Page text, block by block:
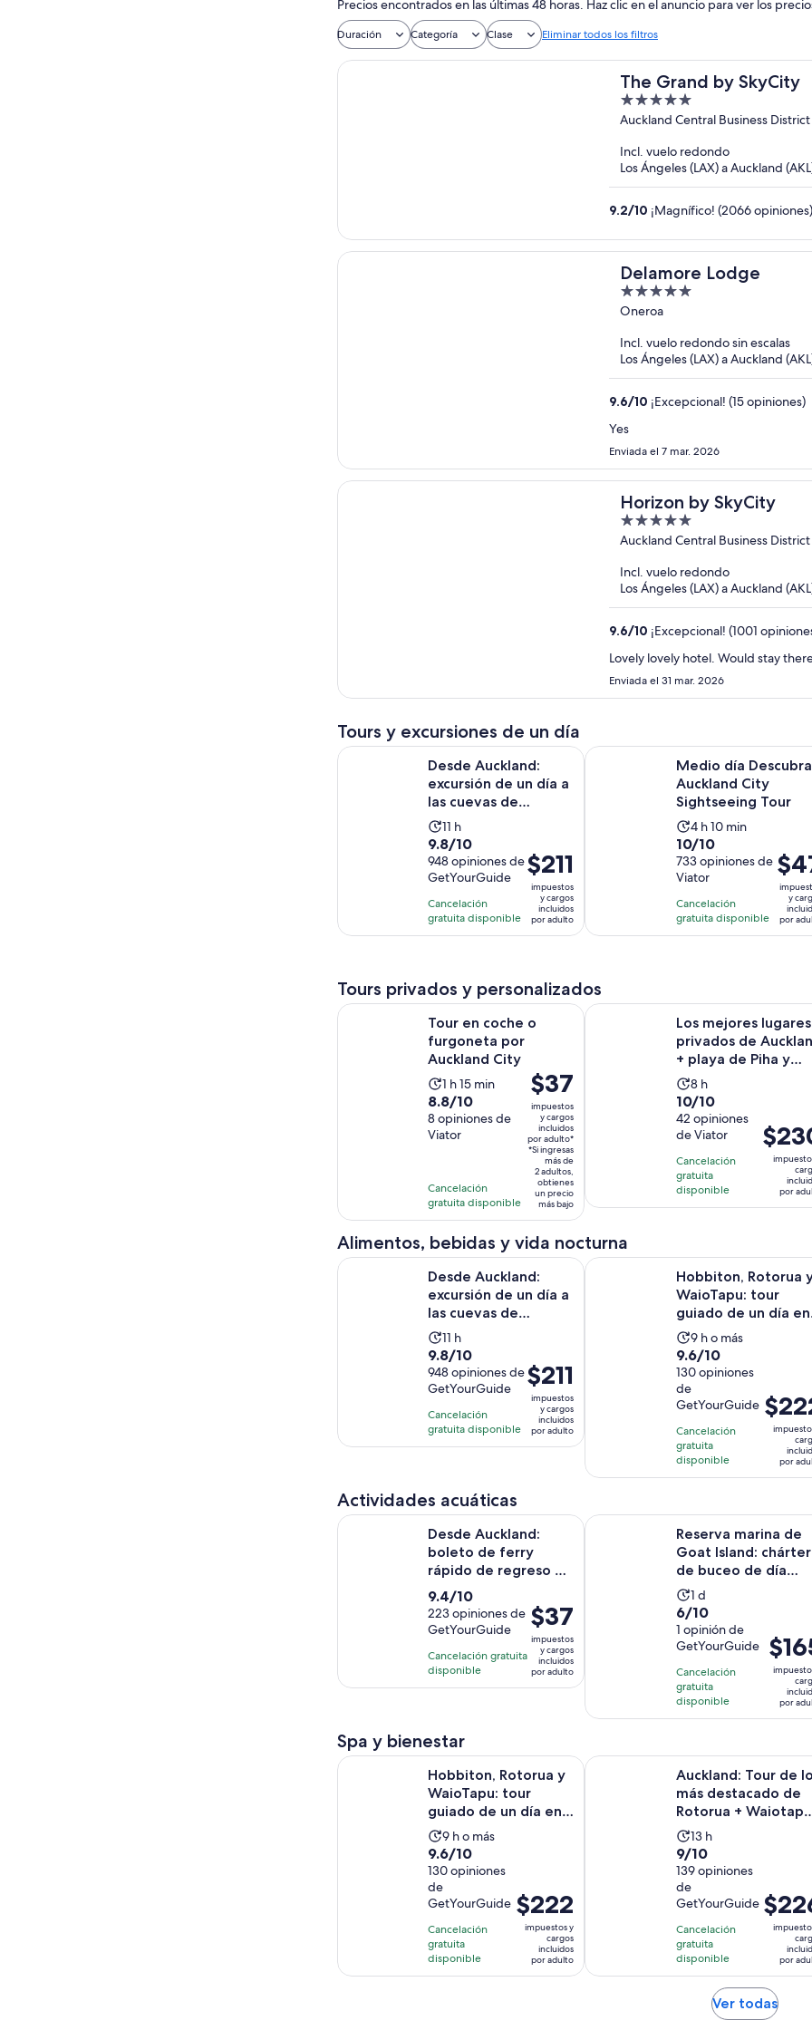
Precios encontrados en las últimas 48 horas. Haz clic en el anuncio para ver los
Duración Categoría Clase Eliminar todos los filtros
The Grand by SkyCity
5
out
5
Auckland Central Business District
Incl. vuelo redondo
Los Ángeles (LAX) a Auckland
9.2/10 ¡Magnífico! (2066 opiniones)
Delamore Lodge
5
out
5
Oneroa
Incl. vuelo redondo sin escalas
Los Ángeles (LAX) a Auckland
9.6/10 ¡Excepcional! (15 opiniones)
Yes
Enviada el 7 mar. 2026
Horizon by SkyCity
5
out
5
Auckland Central Business District
Incl. vuelo redondo
Los Ángeles (LAX) a Auckland
9.6/10 ¡Excepcional! (1001
Lovely lovely hotel. Would stay
Enviada el 31 mar. 2026
Tours y excursiones de un día
Desde Auckland:
excursión de un día a
las cuevas de
Hobbiton y Waitomo
con ...
La
actividad
dura
11
horas
11 h
9.8
de
10
con
948
opiniones
9.8/10
948 opiniones de
GetYourGuide
Cancelación
gratuita disponible
El
precio
es
de
$211.
$211
impuestos
y cargos
incluidos
por adulto
Desde Auckland: excursión de un día a las cuevas de Hobbiton y
Medio día Descubra
Auckland City
Sightseeing Tour
La
actividad
dura
4
horas
y
10
4 h 10 min
10.0
de
10
con
733
opiniones
10/10
733 opiniones de
Viator
Cancelación
gratuita disponible
El
es
de
$47.
y
por
Medio día Descubra Auckland City
Tours privados y personalizados
Tour en coche o
furgoneta por
Auckland City
La
actividad
dura
1
15
minutos
1 h 15 min
8.8
de
10
opiniones
8.8/10
8 opiniones de
Viator
Cancelación
gratuita disponible
El
precio
es
de
$37.
por
adulto*
$37
impuestos
y cargos
incluidos
por adulto*
*Si ingresas
más de
2 adultos,
obtienes
un precio
más bajo
Tour en coche o furgoneta por Auckland City Se abrirá en una nueva
Los mejores lugares
privados de
+ playa de Piha y
tour por las Cat...
La
actividad
dura
8
horas
8 h
10.0
de
10
con
42
opiniones
10/10
42 opiniones
de Viator
Cancelación
gratuita
disponible
El
precio
es
$230.
por
Los mejores lugares privados de
Alimentos, bebidas y vida nocturna
Desde Auckland:
excursión de un día a
las cuevas de
Hobbiton y Waitomo
con ...
La
actividad
dura
11
horas
11 h
9.8
de
10
con
948
opiniones
9.8/10
948 opiniones de
GetYourGuide
Cancelación
gratuita disponible
El
precio
es
de
$211.
$211
impuestos
y cargos
incluidos
por adulto
Desde Auckland: excursión de un día a las cuevas de Hobbiton y
Hobbiton, Rotorua
WaioTapu: tour
guiado de un día en
grupo pequeño
La
actividad
dura
9
horas
9 h o más
9.6
de
10
con
130
opiniones
9.6/10
130 opiniones
de
GetYourGuide
Cancelación
gratuita
disponible
El
precio
es
de
$222.
adulto
por
Hobbiton, Rotorua y WaioTapu:
Actividades acuáticas
Desde Auckland:
boleto de ferry
rápido de regreso a
la isla de Waiheke
9.4
de
10
con
223
opiniones
9.4/10
223 opiniones de
GetYourGuide
Cancelación gratuita
disponible
El
precio
es
de
$37.
$37
impuestos
y cargos
incluidos
por adulto
Desde Auckland: boleto de ferry rápido de regreso a la isla de Waiheke
Reserva marina de
Goat Island: chárter
de buceo de día
completo
La
actividad
dura
1
día
1 d
6.0
de
10
con
1
opinión
6/10
1 opinión de
GetYourGuide
Cancelación
gratuita
disponible
El
precio
es
de
$165.
adulto
por
Reserva marina de Goat Island:
Spa y bienestar
Hobbiton, Rotorua y
WaioTapu: tour
guiado de un día en
grupo pequeño
La
actividad
dura
9
horas
9 h o más
9.6
de
10
con
130
opiniones
9.6/10
130 opiniones
de
GetYourGuide
Cancelación
gratuita
disponible
El
precio
es
de
$222.
$222
impuestos y
cargos
incluidos
por adulto
Hobbiton, Rotorua y WaioTapu: tour guiado de un día en grupo pequeño
Auckland: Tour de lo
más destacado de
Rotorua +
almuerzo y comple...
La
actividad
dura
13
horas
13 h
9.0
de
10
con
139
opiniones
9/10
139 opiniones
de
GetYourGuide
Cancelación
gratuita
disponible
El
precio
es
$226.
por
adulto
por
Auckland: Tour de lo más
Ver todasSe